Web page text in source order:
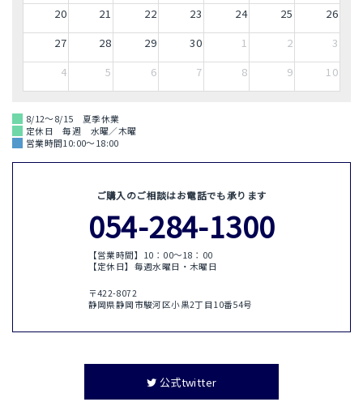
20
21 22 23 24 25
26
27
28 29 30 1 2
3
4
5 6 7 8 9 10
8/12～8/15 夏季休業
定休日 毎週 水曜／木曜
営業時間10:00～18:00
ご購入のご相談はお電話でも承ります
054-284-1300
【営業時間】10：00〜18：00
【定休日】毎週水曜日・木曜日
〒422-8072
静岡県静岡市駿河区小黒2丁目10番54号
公式twitter